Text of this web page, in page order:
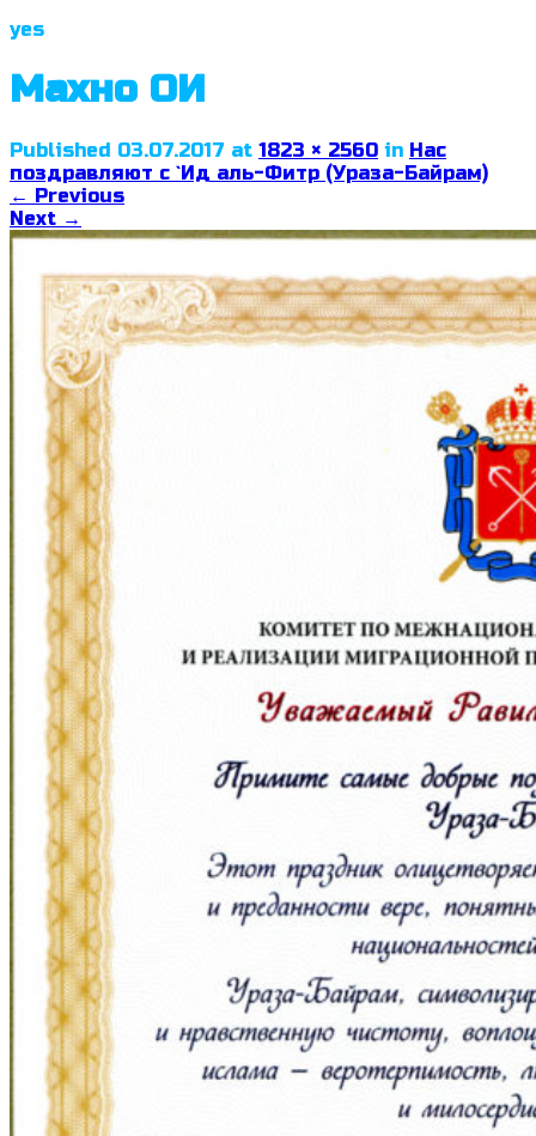
yes
Махно ОИ
Published 03.07.2017 at 1823 × 2560 in Нас
поздравляют с `Ид аль-Фитр (Ураза-Байрам)
← Previous
Next →